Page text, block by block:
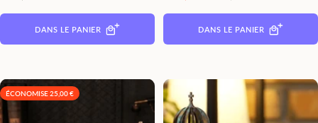
DANS LE PANIER DANS LE PANIER
ÉCONOMISE 25,00 €